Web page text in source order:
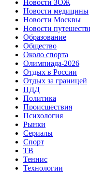
Новости ЗОЖ
Новости медицины
Новости Москвы
Новости
Образование
Общество
Около спорта
Олимпиада-2026
Отдых в России
Отдых за границей
ПДД
Политика
Происшествия
Психология
Рынки
Сериалы
Спорт
ТВ
Теннис
Технологии